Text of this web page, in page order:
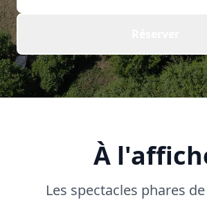
À
Les spectacles phares